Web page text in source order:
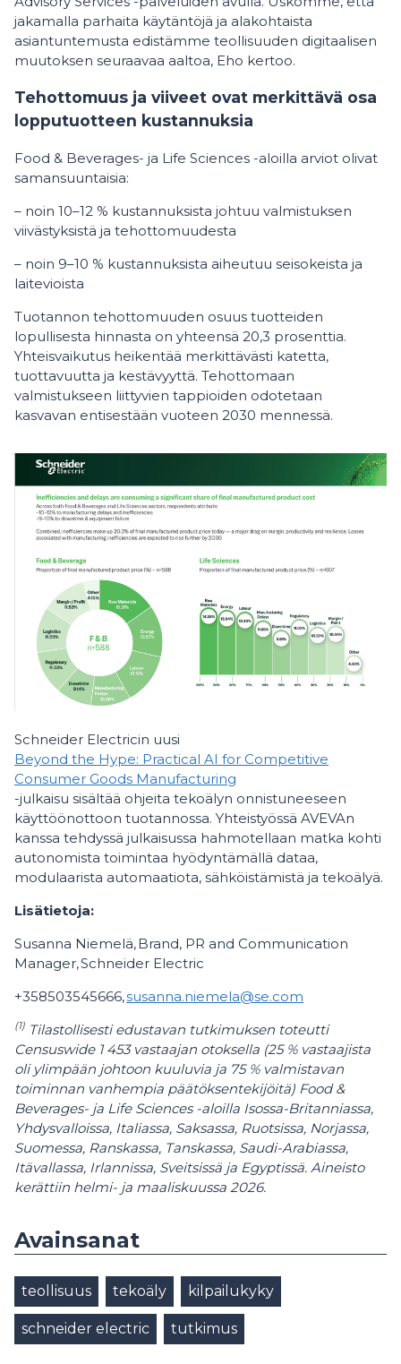
jakamalla parhaita käytäntöjä ja alakohtaista
asiantuntemusta edistämme teollisuuden digitaalisen
muutoksen seuraavaa aaltoa, Eho kertoo.
Tehottomuus ja viiveet ovat merkittävä osa
lopputuotteen kustannuksia
Food & Beverages- ja Life Sciences -aloilla arviot olivat
samansuuntaisia:
– noin 10–12 % kustannuksista johtuu valmistuksen
viivästyksistä ja tehottomuudesta
– noin 9–10 % kustannuksista aiheutuu seisokeista ja
laitevioista
Tuotannon tehottomuuden osuus tuotteiden
lopullisesta hinnasta on yhteensä 20,3 prosenttia.
Yhteisvaikutus heikentää merkittävästi katetta,
tuottavuutta ja kestävyyttä. Tehottomaan
valmistukseen liittyvien tappioiden odotetaan
kasvavan entisestään vuoteen 2030 mennessä.
Schneider Electricin uusi
Beyond the Hype: Practical AI for Competitive
Consumer Goods Manufacturing
-julkaisu sisältää ohjeita tekoälyn onnistuneeseen
käyttöönottoon tuotannossa. Yhteistyössä AVEVAn
kanssa tehdyssä julkaisussa hahmotellaan matka kohti
autonomista toimintaa hyödyntämällä dataa,
modulaarista automaatiota, sähköistämistä ja tekoälyä.
Lisätietoja:
Susanna Niemelä, Brand, PR and Communication
Manager,Schneider Electric
+358503545666,susanna.niemela@se.com
(1) Tilastollisesti edustavan tutkimuksen toteutti
Censuswide 1 453 vastaajan otoksella (25 % vastaajista
oli ylimpään johtoon kuuluvia ja 75 % valmistavan
toiminnan vanhempia päätöksentekijöitä) Food &
Beverages- ja Life Sciences -aloilla Isossa-Britanniassa,
Yhdysvalloissa, Italiassa, Saksassa, Ruotsissa, Norjassa,
Suomessa, Ranskassa, Tanskassa, Saudi-Arabiassa,
Itävallassa, Irlannissa, Sveitsissä ja Egyptissä. Aineisto
kerättiin helmi- ja maaliskuussa 2026.
Avainsanat
teollisuus tekoäly kilpailukyky
schneider electric tutkimus